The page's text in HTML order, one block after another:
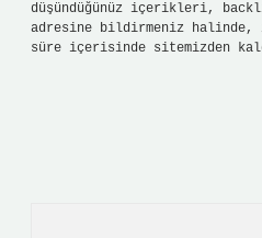
düşündüğünüz içerikleri,
adresine bildirmeniz
süre içerisinde sitemizden